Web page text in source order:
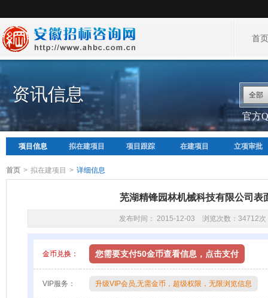
首
资讯信息 全部
官方
项目信息 拟在建项目 项目跟踪 在建项目 立项审批
首页 > 拟在建项目 > 详细信息
芜湖精锋园林机械科技有限公司表
发布时间： 2015-12-03 浏览次数：34712次
金币兑换：
VIP服务：
您需要支付50金币查看信息，点击支付
升级VIP会员,无需金币，超级权限，无限浏览信息